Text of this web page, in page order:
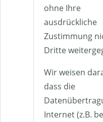
ohne Ihre
ausdrückliche
Zustimmung
Dritte
Wir weisen
dass die
Internet (z.B.